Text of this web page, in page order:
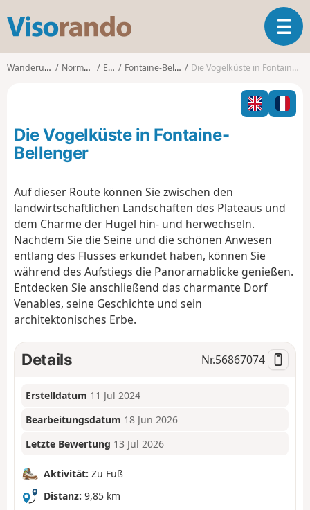
s
o
o
T
o
g
l
n
t
Wanderungen Normandie Eure Fontaine-Bellenger Die Vogelküste in Fontaine-Bellenger
Die Vogelküste in Fontaine-
Bellenger
Auf dieser Route können Sie zwischen den
landwirtschaftlichen Landschaften des Plateaus und
dem Charme der Hügel hin- und herwechseln.
Nachdem Sie die Seine und die schönen Anwesen
entlang des Flusses erkundet haben, können Sie
während des Aufstiegs die Panoramablicke genießen.
Entdecken Sie anschließend das charmante Dorf
Venables, seine Geschichte und sein
architektonisches Erbe.
Details Nr.56867074
Erstelldatum 11 Jul 2024
Bearbeitungsdatum 18 Jun 2026
Letzte Bewertung 13 Jul 2026
Aktivität: Zu Fuß
Distanz: 9,85 km